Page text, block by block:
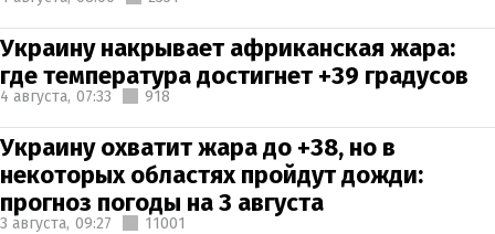
Украину накрывает африканская жара:
где температура достигнет +39 градусов
4 августа, 07:33 918
Украину охватит жара до +38, но в
некоторых областях пройдут дожди:
прогноз погоды на 3 августа
3 августа, 09:27 11001